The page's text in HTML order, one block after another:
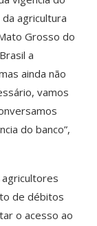
agricultura
Grosso do
a
ainda não
vamos
do banco”,
de débitos
o acesso ao